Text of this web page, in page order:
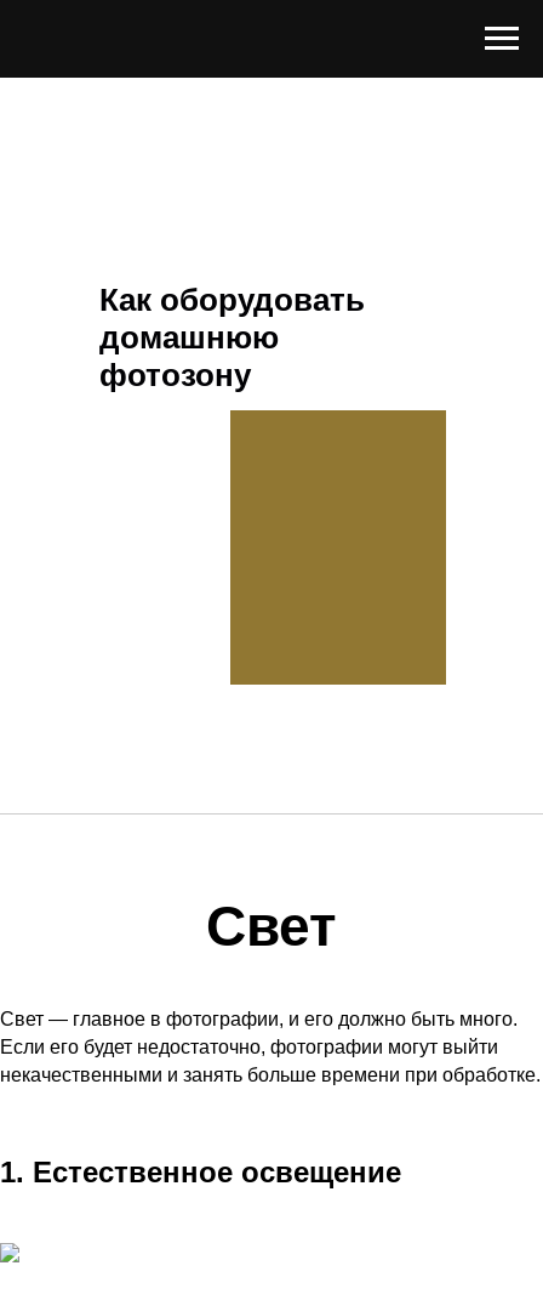
Как оборудовать
домашнюю
фотозону
Свет
Свет — главное в фотографии, и его должно быть много.
Если его будет недостаточно, фотографии могут выйти
некачественными и занять больше времени при обработке.
1. Естественное освещение